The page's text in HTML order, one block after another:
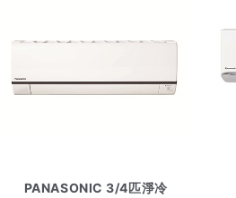
PANASONIC 3/4匹淨冷